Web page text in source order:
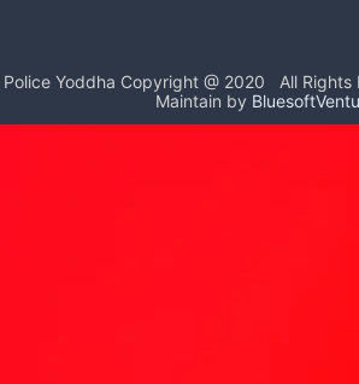
e
b
o
d
l
e
Police Yoddha Copyright @ 2020
All Rights
Maintain by